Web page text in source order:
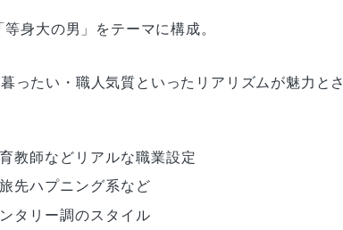
身大の男」をテーマに構成。
ったい・職人気質といったリアリズムが魅力とさ
教師などリアルな職業設定
先ハプニング系など
タリー調のスタイル